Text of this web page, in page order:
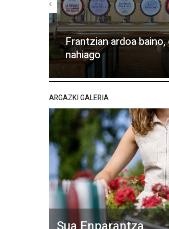
Frantzian ardoa baino,
nahiago
ARGAZKI GALERIA